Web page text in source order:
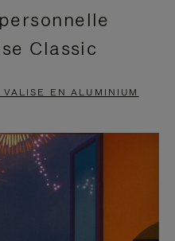
Classic
EN ALUMINIUM